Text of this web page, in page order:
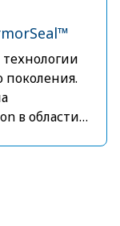
поколения.
в области
а теперь и
для самых